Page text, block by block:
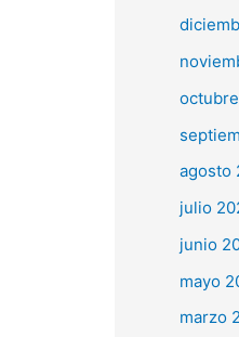
agosto
julio
junio
mayo
marzo